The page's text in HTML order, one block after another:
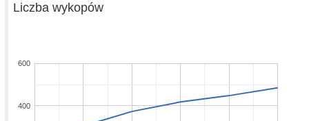
Liczba wykopów
400
600